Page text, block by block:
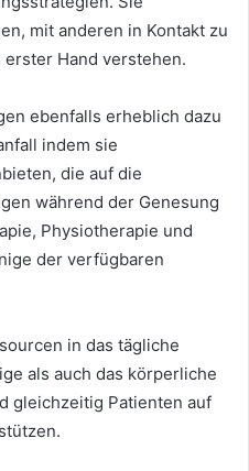
mit anderen in Kontakt zu
Hand verstehen.
ebenfalls erheblich dazu
indem sie
die auf die
während der Genesung
Physiotherapie und
der verfügbaren
in das tägliche
als auch das körperliche
gleichzeitig Patienten auf